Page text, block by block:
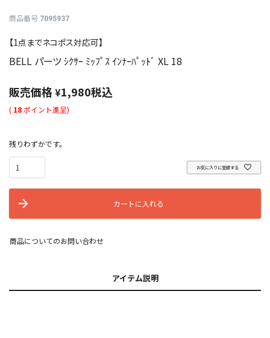
商品番号 7095937
【1点までネコポス対応可】
BELL パーツ ｼｸｻｰ ﾐｯﾌﾟｽ ｲﾝﾅｰﾊﾟｯﾄﾞ XL 18
販売価格¥1,980税込
( 18ポイント進呈)
残りわずかです。
お気に入りに登録する
カートに入れる
商品についてのお問い合わせ
アイテム説明